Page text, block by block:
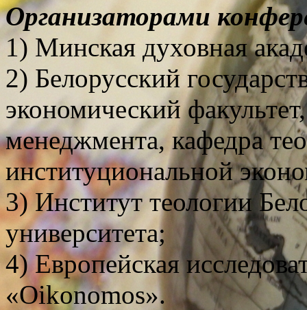
Организаторами
1) Минская духовная
2) Белорусский
экономический
менеджмента, кафедра
институциональной
3) Институт теологии
университета;
4) Европейская
«Oikonomos».